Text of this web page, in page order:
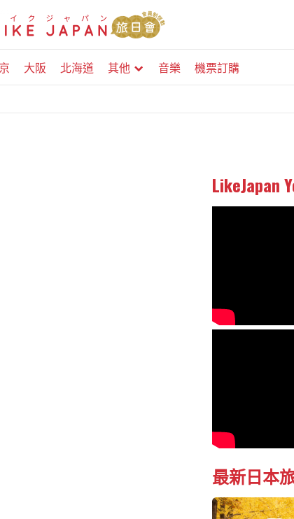
大阪 北海道 其他 音樂 機票訂購
LikeJapan
最新日本